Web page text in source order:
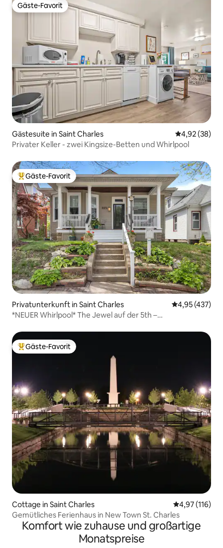
Gäste-Favorit
Gäste-Favorit
Gästesuite in Saint Charles
4,92 (38)
Privater Keller - zwei Kingsize-Betten und Whirlpool
Beliebter Gäste-Favorit.
Gäste-Favorit
Privatunterkunft in Saint Charles
4,95 (437)
*NEUER Whirlpool* The Jewel auf der 5th –
Beliebter Gäste-Favorit.
Gäste-Favorit
Cottage in Saint Charles
4,97 (116)
Gemütliches Ferienhaus in New Town St. Charles
Komfort wie zuhause und großartige
Monatspreise